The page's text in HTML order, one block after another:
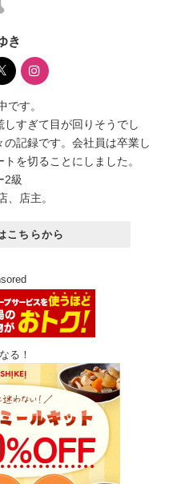
き
です。
すぎて目が回りそうでし
記録です。会社員は卒業し
を切ることにしました。
2級
、店主。
こちらから
る！